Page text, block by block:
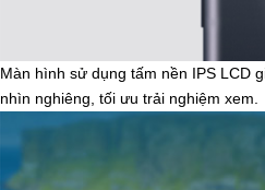
Màn hình sử dụng tấm nền IPS LCD
nhìn nghiêng, tối ưu trải nghiệm xem.